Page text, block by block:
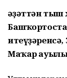
Ғәҙәттән
Маҡар